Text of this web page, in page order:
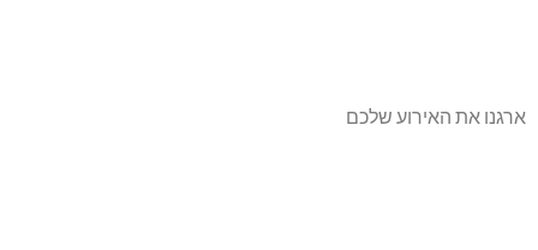
ארגנו את האירוע שלכם